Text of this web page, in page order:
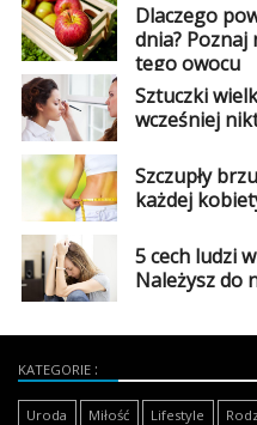
Dlaczego
dnia? Poznaj
tego owocu
Sztuczki
wcześniej
Szczupły
każdej
5 cech ludzi
Należysz do
KATEGORIE
Uroda Miłość Lifestyle